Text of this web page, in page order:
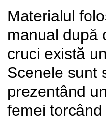
Materialul
manual după
cruci există
Scenele sunt
prezentând
femei